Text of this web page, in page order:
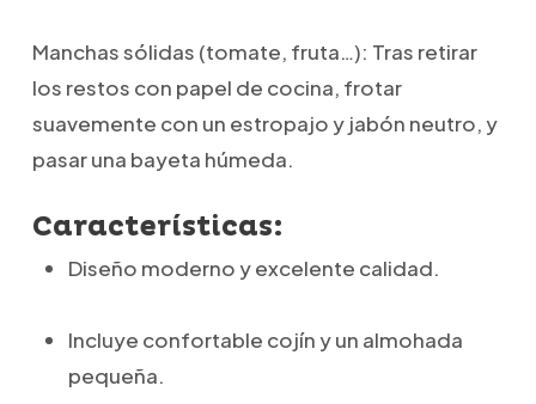
Manchas sólidas (tomate, fruta…): Tras retirar
los restos con papel de cocina, frotar
suavemente con un estropajo y jabón neutro, y
pasar una bayeta húmeda.
Características:
Diseño moderno y excelente calidad.
Incluye confortable cojín y un almohada
pequeña.